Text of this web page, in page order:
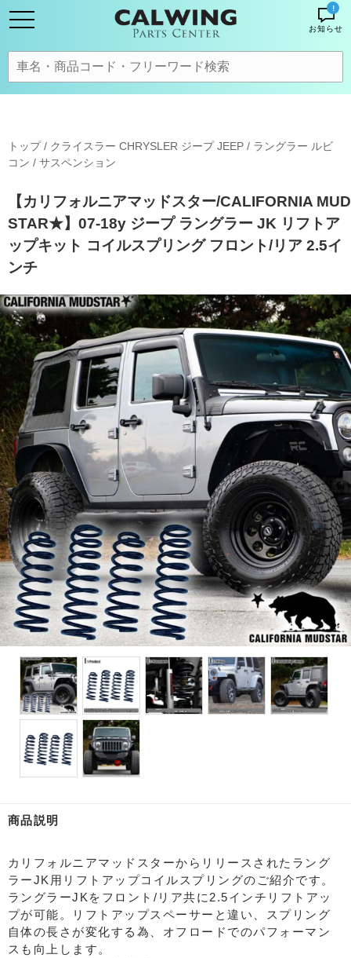
!
お知らせ
トップ/ クライスラー CHRYSLER ジープ JEEP / ラングラー ルビ
コン / サスペンション
【カリフォルニアマッドスター/CALIFORNIA MUD
STAR★】07-18y ジープ ラングラー JK リフトア
ップキット コイルスプリング フロント/リア 2.5イ
ンチ
商品説明
カリフォルニアマッドスターからリリースされたラング
ラーJK用リフトアップコイルスプリングのご紹介です。
ラングラーJKをフロント/リア共に2.5インチリフトアッ
プが可能。リフトアップスペーサーと違い、スプリング
自体の長さが変化する為、オフロードでのパフォーマン
スも向上します。